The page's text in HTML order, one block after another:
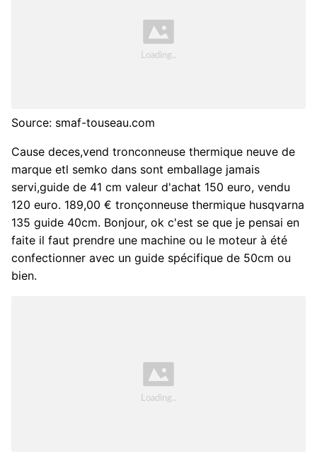
Source: smaf-touseau.com
Cause deces,vend tronconneuse thermique neuve de
marque etl semko dans sont emballage jamais
servi,guide de 41 cm valeur d'achat 150 euro, vendu
120 euro. 189,00 € tronçonneuse thermique husqvarna
135 guide 40cm. Bonjour, ok c'est se que je pensai en
faite il faut prendre une machine ou le moteur à été
confectionner avec un guide spécifique de 50cm ou
bien.